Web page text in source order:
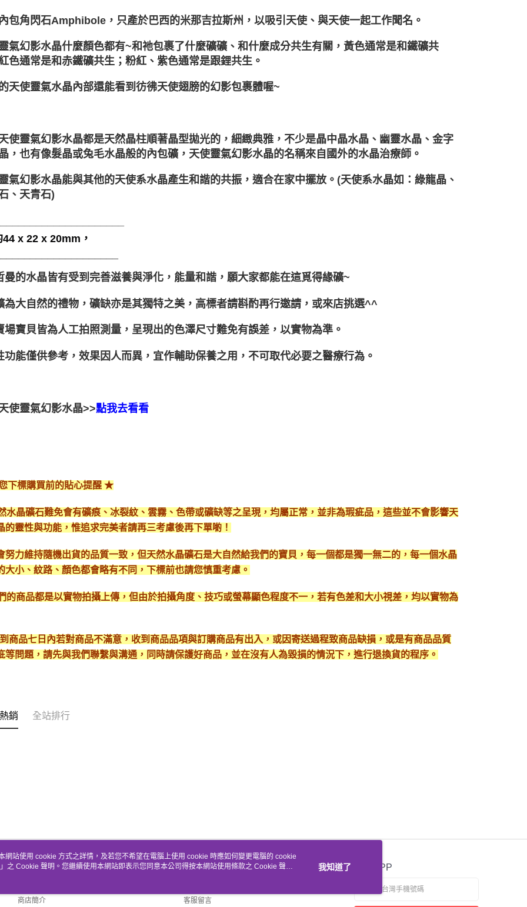
包角閃石Amphibole，只產於巴西的米那吉拉斯州，以吸引天使、與天使一起工作聞名。
氣幻影水晶什麼顏色都有~和祂包裹了什麼礦礦、和什麼成分共生有關，黃色通常是和鐵礦共
色通常是和赤鐵礦共生；粉紅、紫色通常是跟鋰共生。
天使靈氣水晶內部還能看到彷彿天使翅膀的幻影包裹體喔~
使靈氣幻影水晶都是天然晶柱順著晶型拋光的，細緻典雅，不少是晶中晶水晶、幽靈水晶、金字
，也有像髮晶或兔毛水晶般的內包礦，天使靈氣幻影水晶的名稱來自國外的水晶治療師。
氣幻影水晶能與其他的天使系水晶產生和諧的共振，適合在家中擺放。(天使系水晶如：綠龍晶、
、天青石)
44 x 22 x 20mm，
曼的水晶皆有受到完善滋養與淨化，能量和諧，願大家都能在這覓得緣礦~
為大自然的禮物，礦缺亦是其獨特之美，高標者請斟酌再行邀請，或來店挑選^^
場寶貝皆為人工拍照測量，呈現出的色澤尺寸難免有誤差，以實物為準。
功能僅供參考，效果因人而異，宜作輔助保養之用，不可取代必要之醫療行為。
使靈氣幻影水晶>>點我去看看
下標購買前的貼心提醒 ★
水晶礦石難免會有礦痕、冰裂紋、雲霧、色帶或礦缺等之呈現，均屬正常，並非為瑕疵品，這些並不會影響天
的靈性與功能，惟追求完美者請再三考慮後再下單喲！
努力維持隨機出貨的品質一致，但天然水晶礦石是大自然給我們的寶貝，每一個都是獨一無二的，每一個水晶
大小、紋路、顏色都會略有不同，下標前也請您慎重考慮。
的商品都是以實物拍攝上傳，但由於拍攝角度、技巧或螢幕顯色程度不一，若有色差和大小視差，均以實物為
商品七日內若對商品不滿意，收到商品品項與訂購商品有出入，或因寄送過程致商品缺損，或是有商品品質
等問題，請先與我們聯繫與溝通，同時請保護好商品，並在沒有人為毀損的情況下，進行退換貨的程序。
銷 全站排行
關於我們
商店簡介
客服資訊
客服留言
官方APP
網站使用 cookie 方式之詳情，及若您不希望在電腦上使用 cookie 時應如何變更電腦的 cookie
」之 Cookie 聲明。您繼續使用本網站即表示您同意本公司得按本網站使用條款之 Cookie 聲明
我知道了